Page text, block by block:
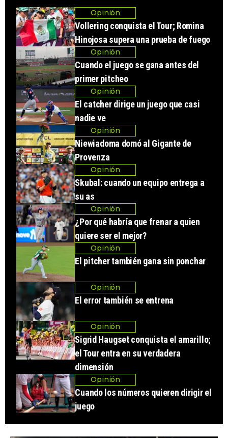
Opinión
Vollering conquista el Tour; Romina
Hinojosa supera una prueba de fuego
Opinión
Cuando el juego se gana antes del
primer pitcheo
Opinión
El catcher dirige un juego que casi
nadie ve
Opinión
Niewiadoma domó al Gigante de
Provenza
Opinión
Skubal: cuando un equipo entrega a
su as
Opinión
¿Por qué habría que frenar a quien
quiere ser el mejor?
Opinión
El pitcher también gana sin ponchar
Opinión
El error también se entrena
Opinión
Sigrid Haugset conquista el amarillo;
el Tour entra en su verdadera
dimensión
Opinión
Cuando los números quieren dirigir el
juego